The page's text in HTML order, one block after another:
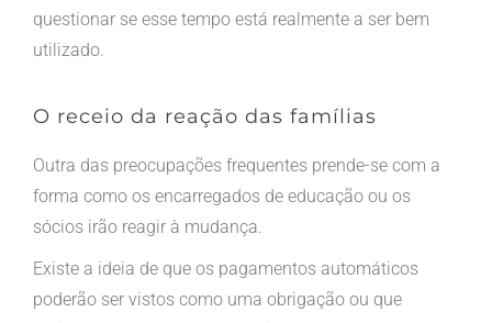
questionar se esse tempo está realmente a ser bem
utilizado.
O receio da reação das famílias
Outra das preocupações frequentes prende-se com a
forma como os encarregados de educação ou os
sócios irão reagir à mudança.
Existe a ideia de que os pagamentos automáticos
poderão ser vistos como uma obrigação ou que